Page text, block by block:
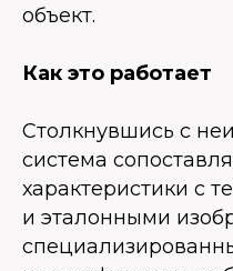
объект.
Как это работает
Столкнувшись с
система
характеристики с
и эталонными